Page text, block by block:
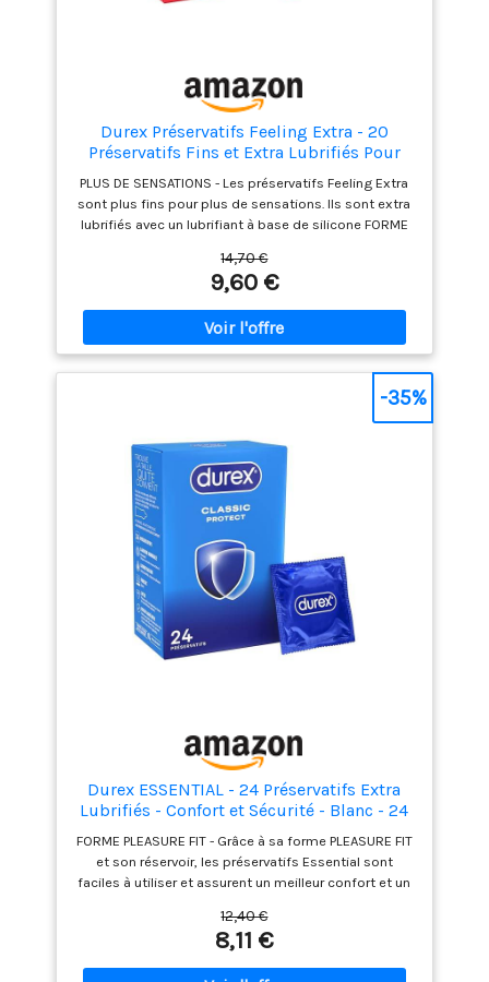
Durex Préservatifs Feeling Extra - 20
Préservatifs Fins et Extra Lubrifiés Pour
Plus de Sensations - Taille Standard
PLUS DE SENSATIONS - Les préservatifs Feeling Extra
sont plus fins pour plus de sensations. Ils sont extra
lubrifiés avec un lubrifiant à base de silicone FORME
forme profilée Pleasure-Fit avec un réservoir pour plus
de confort LARGEUR OPTIMISÉE - Ces préservatifs
d'une largeur nominale de 56 mm ont été conçus
pour maximiser les sensations, tout en offrant un
niveau élevé de sécurité et protection CONFORT - Les
préservatifs Durex Feeling Extra ont une odeur
agréable, grâce à notre procédé de fabrication. Ils
QUALITE DUREX - Tous nos préservatifs sont 100%
testés électroniquement. Cinq tests de qualité sont
effectués sur chaque lot.Durex possède plus de 90
années d’expérience dans la fabrication de
préservatifs Aujourd’hui, Durex est la marque n°1 des
préservatifs dans le monde
14,70 €
9,60 €
Durex ESSENTIAL - 24 Préservatifs Extra
Lubrifiés - Confort et Sécurité - Blanc - 24
Unité
FORME PLEASURE FIT - Grâce à sa forme PLEASURE FIT
et son réservoir, les préservatifs Essential sont
faciles à utiliser et assurent un meilleur confort et un
préservatifs DUREX Essential sont extra lubrifiés pour
des sensations préservées à deux et pour plus de
douceur; Pour un maximum plaisir en toute confiance
12,40 €
8,11 €
-35%